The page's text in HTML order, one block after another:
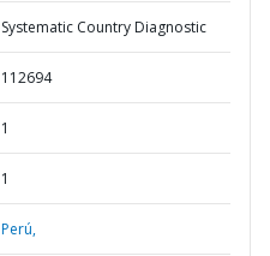
Systematic Country Diagnostic
112694
1
1
Perú,